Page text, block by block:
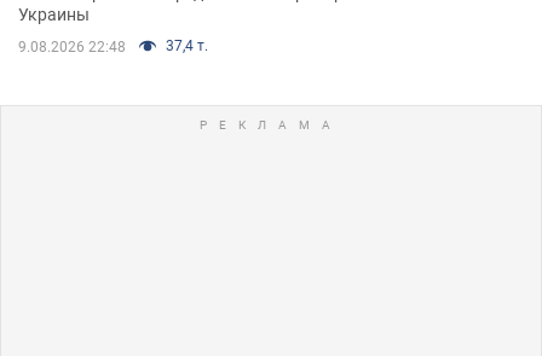
Украины
9.08.2026 22:48 37,4 т.